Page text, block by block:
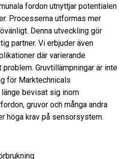
fordon utnyttjar potentialen
Processerna utformas mer
Denna utveckling gör
partner. Vi erbjuder även
där varierande
Gruvtillämpningar är inte
för Marktechnicals
bevisat sig inom
gruvor och många andra
höga krav på sensorsystem.